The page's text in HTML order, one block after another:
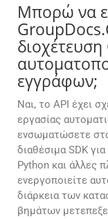
Μπορώ να
εγγράφων;
Ναι, το API έχει
εργασίας
ενσωματώσετε
διαθέσιμα SDK
Python και άλλες
ενεργοποιείτε
διάρκεια των
βημάτων